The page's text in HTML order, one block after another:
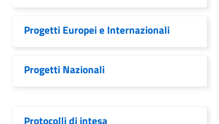
Progetti Europei e Internazionali
Progetti Nazionali
Protocolli di intesa